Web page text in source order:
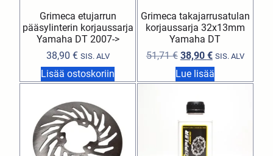
Grimeca etujarrun
pääsylinterin korjaussarja
Yamaha DT 2007->
38,90 € SIS. ALV
Lisää ostoskoriin
Grimeca takajarrusatulan
korjaussarja 32x13mm
Yamaha DT
51,71€ 38,90 € SIS. ALV
Lue lisää